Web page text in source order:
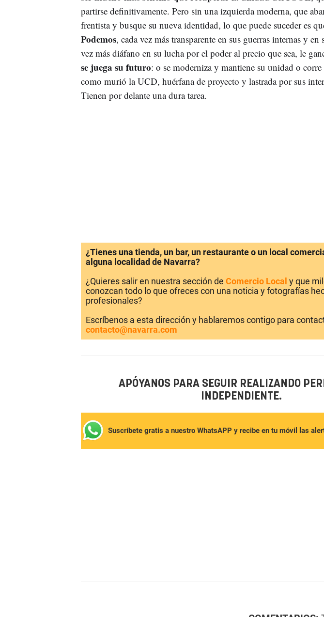
partirse definitivamente. Pero sin una izquierda moderna, que
frentista y busque su nueva identidad, lo que puede suceder es
Podemos, cada vez más transparente en sus guerras internas y en
vez más diáfano en su lucha por el poder al precio que sea, le
se juega su futuro: o se moderniza y mantiene su unidad o
como murió la UCD, huérfana de proyecto y lastrada por sus
Tienen por delante una dura tarea.
¿Tienes una tienda, un bar, un restaurante o un local
alguna localidad de Navarra?
¿Quieres salir en nuestra sección de Comercio Local y que
conozcan todo lo que ofreces con una noticia y fotografías
profesionales?
Escríbenos a esta dirección y hablaremos contigo para
contacto@navarra.com
APÓYANOS PARA SEGUIR REALIZANDO
INDEPENDIENTE.
Suscríbete gratis a nuestro WhatsAPP y recibe en tu móvil las